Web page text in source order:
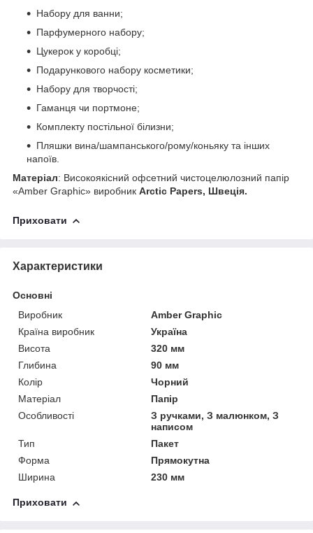
Набору для ванни;
Парфумерного набору;
Цукерок у коробці;
Подарункового набору косметики;
Набору для творчості;
Гаманця чи портмоне;
Комплекту постільної білизни;
Пляшки вина/шампанського/рому/коньяку та інших
напоїв.
Матеріал: Високоякісний офсетний чистоцелюлозний папір
«Amber Graphic» виробник Arctic Papers, Швеція.
Приховати
Характеристики
Основні
Виробник
Amber Graphic
Країна виробник
Україна
Висота
320 мм
Глибина
90 мм
Колір
Чорний
Матеріал
Папір
Особливості
З ручками, З малюнком, З
написом
Тип
Пакет
Форма
Прямокутна
Ширина
230 мм
Приховати